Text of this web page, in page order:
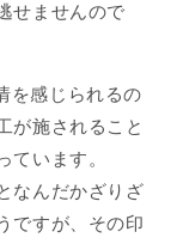
せませんので
を感じられるの
が施されること
ています。
なんだかざりざ
ですが、その印